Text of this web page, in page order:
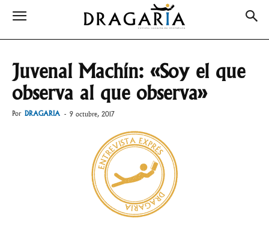
Juvenal Machín: «Soy el que
observa al que observa»
Por DRAGARIA - 9 octubre, 2017